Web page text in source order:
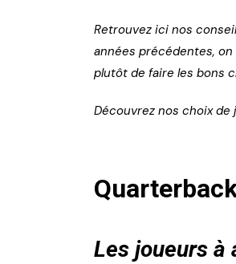
Retrouvez ici nos
années précédentes,
plutôt de faire les bons
Découvrez nos choix de
Les joueurs à